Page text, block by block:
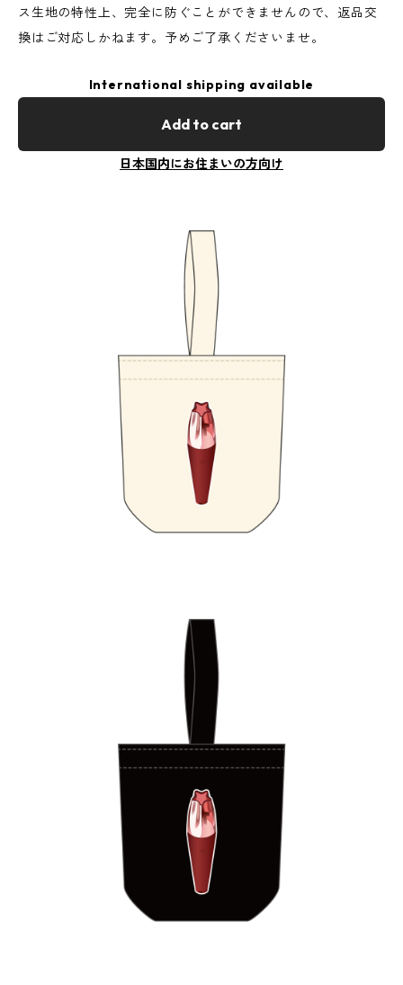
ス生地の特性上、完全に防ぐことができませんので、返品交
換はご対応しかねます。予めご了承くださいませ。
International shipping available
Add to cart
日本国内にお住まいの方向け